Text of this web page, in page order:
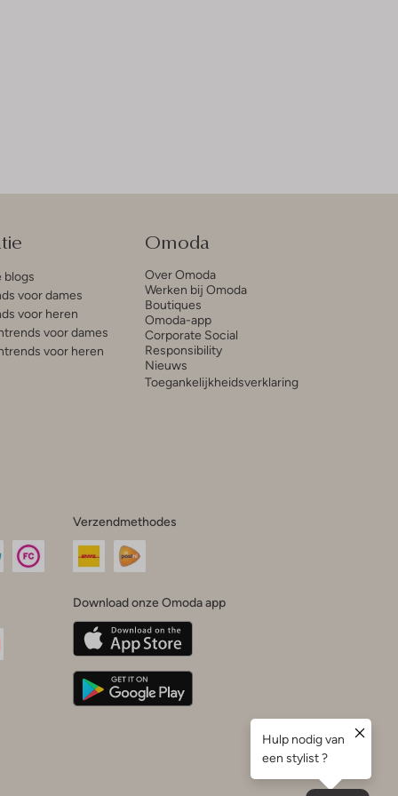
blogs
voor dames
voor heren
voor dames
voor heren
Omoda
Over Omoda
Werken bij Omoda
Boutiques
Omoda-app
Corporate Social
Responsibility
Nieuws
Toegankelijkheidsverklaring
Verzendmethodes
Download onze Omoda app